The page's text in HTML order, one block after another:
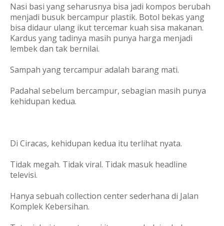
Nasi basi yang seharusnya bisa jadi kompos berubah
menjadi busuk bercampur plastik. Botol bekas yang
bisa didaur ulang ikut tercemar kuah sisa makanan.
Kardus yang tadinya masih punya harga menjadi
lembek dan tak bernilai.
Sampah yang tercampur adalah barang mati.
Padahal sebelum bercampur, sebagian masih punya
kehidupan kedua.
Di Ciracas, kehidupan kedua itu terlihat nyata.
Tidak megah. Tidak viral. Tidak masuk headline
televisi.
Hanya sebuah collection center sederhana di Jalan
Komplek Kebersihan.